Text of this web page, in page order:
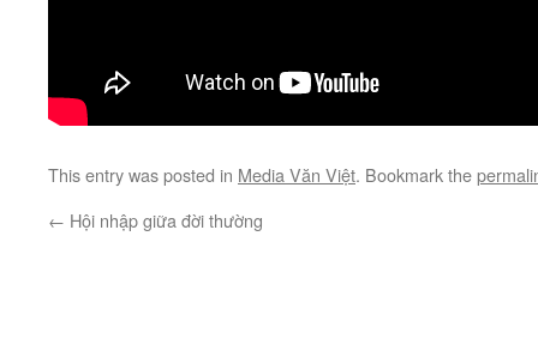
This entry was posted in Media Văn Việt. Bookmark the
← Hội nhập giữa đời thường